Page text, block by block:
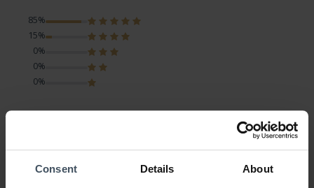
Consent Details About
85%
15%
0%
0%
0%
Review by Lela sabato, 17 gennaio 2026
DESIGN